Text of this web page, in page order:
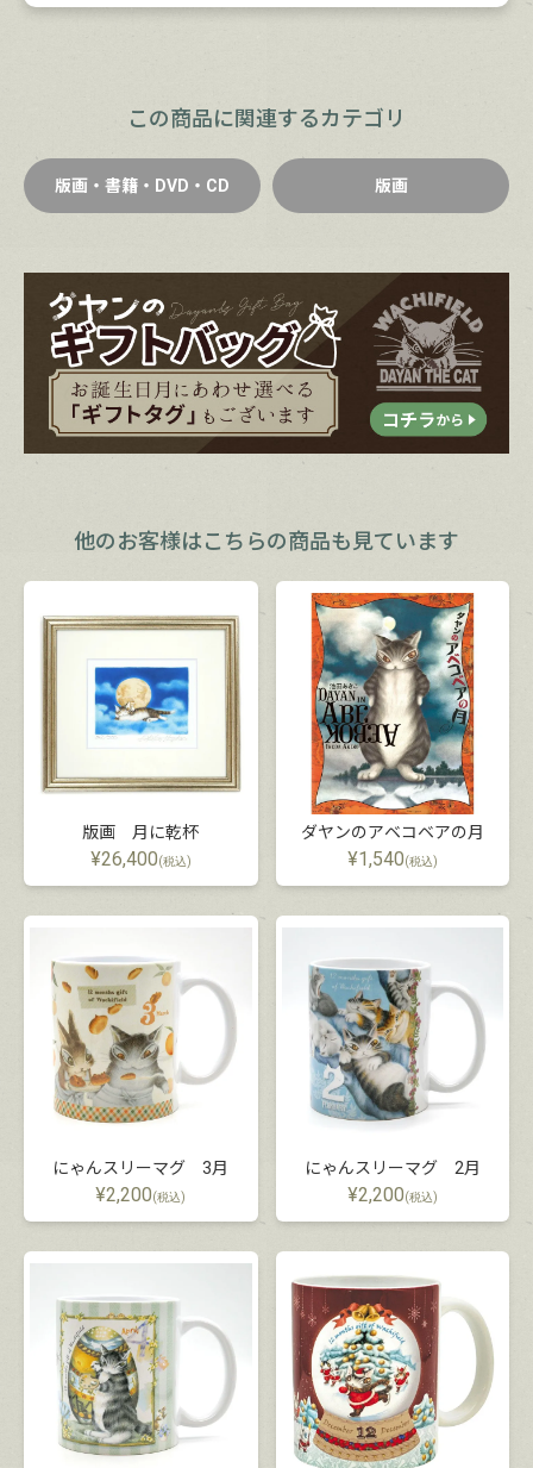
この商品に関連するカテゴリ
版画・書籍・DVD・CD 版画
他のお客様はこちらの商品も見ています
版画 月に乾杯
¥26,400(税込)
ダヤンのアベコベアの月
¥1,540(税込)
にゃんスリーマグ 3月
¥2,200(税込)
にゃんスリーマグ 2月
¥2,200(税込)